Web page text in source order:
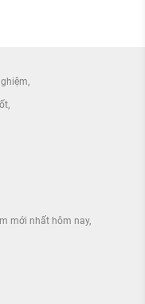
mới nhất hôm nay